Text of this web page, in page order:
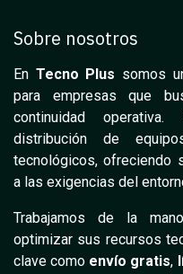
Sobre nosotros
En Tecno Plus somos
para empresas que
continuidad
distribución de
tecnológicos, ofreciendo
a las exigencias del
Trabajamos de la
optimizar sus recursos
clave como envío gratis,